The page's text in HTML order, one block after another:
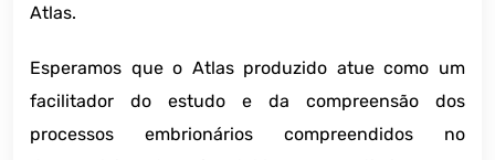
Atlas.
Esperamos que o Atlas produzido atue como um
facilitador do estudo e da compreensão dos
processos embrionários compreendidos no